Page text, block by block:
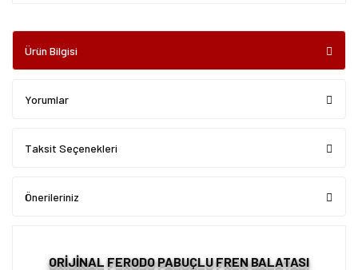
Ürün Bilgisi
Yorumlar
Taksit Seçenekleri
Önerileriniz
ORİJİNAL FERODO PABUÇLU FREN BALATASI